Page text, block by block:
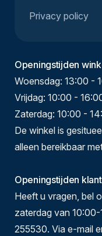
Privacy policy
Openingstijden
Woensdag: 13:00 -
Vrijdag: 10:00 -
Zaterdag: 10:00 -
De winkel is
alleen bereikbaar
Openingstijden
Heeft u vragen, bel
zaterdag van
255530. Via e-mail